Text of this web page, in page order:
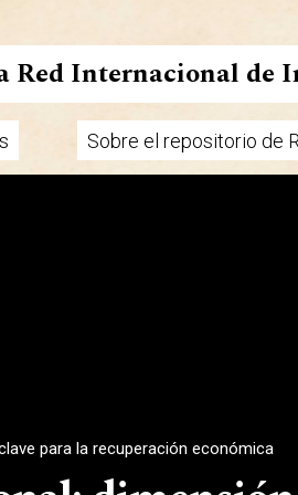
Red Internacional de
Sobre el repositorio de
para la recuperación económica